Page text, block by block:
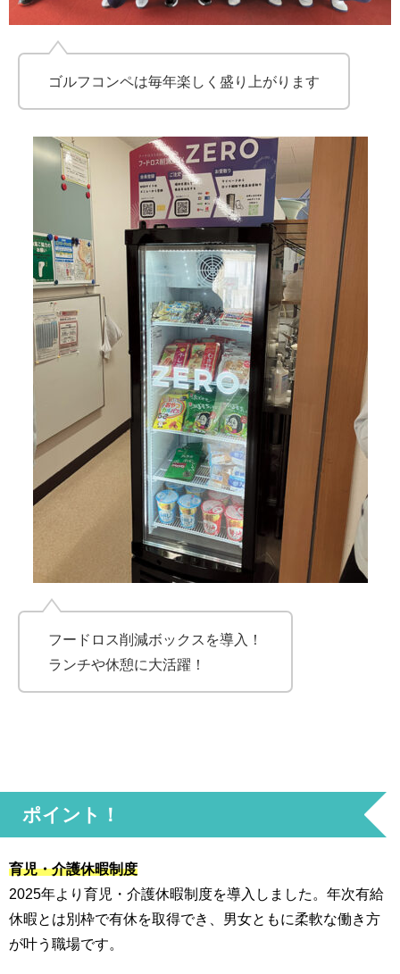
ゴルフコンペは毎年楽しく盛り上がります
フードロス削減ボックスを導入！
ランチや休憩に大活躍！
ポイント！
育児・介護休暇制度
2025年より育児・介護休暇制度を導入しました。年次有給
休暇とは別枠で有休を取得でき、男女ともに柔軟な働き方
が叶う職場です。